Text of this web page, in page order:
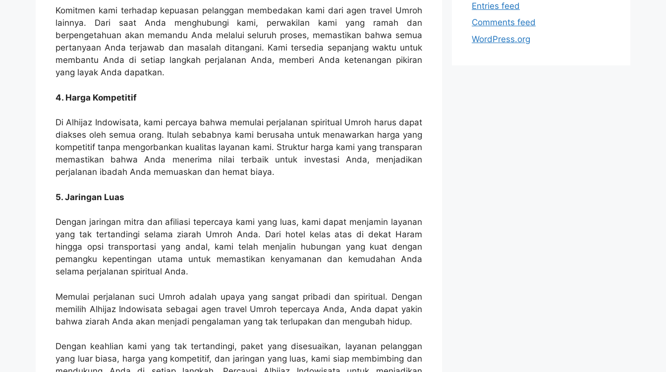
Komitmen kami terhadap kepuasan pelanggan membedakan kami dari agen travel Umroh
lainnya. Dari saat Anda menghubungi kami, perwakilan kami yang ramah dan
berpengetahuan akan memandu Anda melalui seluruh proses, memastikan bahwa semua
pertanyaan Anda terjawab dan masalah ditangani. Kami tersedia sepanjang waktu untuk
membantu Anda di setiap langkah perjalanan Anda, memberi Anda ketenangan pikiran
yang layak Anda dapatkan.
4. Harga Kompetitif
Di Alhijaz Indowisata, kami percaya bahwa memulai perjalanan spiritual Umroh harus dapat
diakses oleh semua orang. Itulah sebabnya kami berusaha untuk menawarkan harga yang
kompetitif tanpa mengorbankan kualitas layanan kami. Struktur harga kami yang transparan
memastikan bahwa Anda menerima nilai terbaik untuk investasi Anda, menjadikan
perjalanan ibadah Anda memuaskan dan hemat biaya.
5. Jaringan Luas
Dengan jaringan mitra dan afiliasi tepercaya kami yang luas, kami dapat menjamin layanan
yang tak tertandingi selama ziarah Umroh Anda. Dari hotel kelas atas di dekat Haram
hingga opsi transportasi yang andal, kami telah menjalin hubungan yang kuat dengan
pemangku kepentingan utama untuk memastikan kenyamanan dan kemudahan Anda
selama perjalanan spiritual Anda.
Memulai perjalanan suci Umroh adalah upaya yang sangat pribadi dan spiritual. Dengan
memilih Alhijaz Indowisata sebagai agen travel Umroh tepercaya Anda, Anda dapat yakin
bahwa ziarah Anda akan menjadi pengalaman yang tak terlupakan dan mengubah hidup.
Dengan keahlian kami yang tak tertandingi, paket yang disesuaikan, layanan pelanggan
yang luar biasa, harga yang kompetitif, dan jaringan yang luas, kami siap membimbing dan
Entries feed
Comments feed
WordPress.org